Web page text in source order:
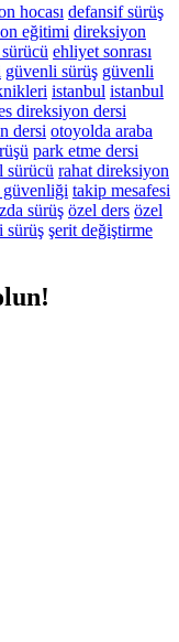
hocası defansif sürüş
eğitimi direksiyon
ehliyet sonrası
güvenli sürüş güvenli
istanbul istanbul
direksiyon dersi
dersi otoyolda araba
park etme dersi
sürücü rahat direksiyon
güvenliği takip mesafesi
sürüş özel ders özel
sürüş şerit değiştirme